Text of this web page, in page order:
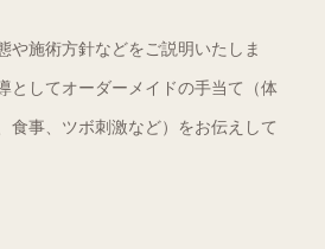
や施術方針などをご説明いたしま
としてオーダーメイドの手当て（体
食事、ツボ刺激など）をお伝えして